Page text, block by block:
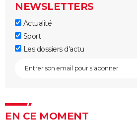
NEWSLETTERS
Actualité
Sport
Les dossiers d'actu
EN CE MOMENT